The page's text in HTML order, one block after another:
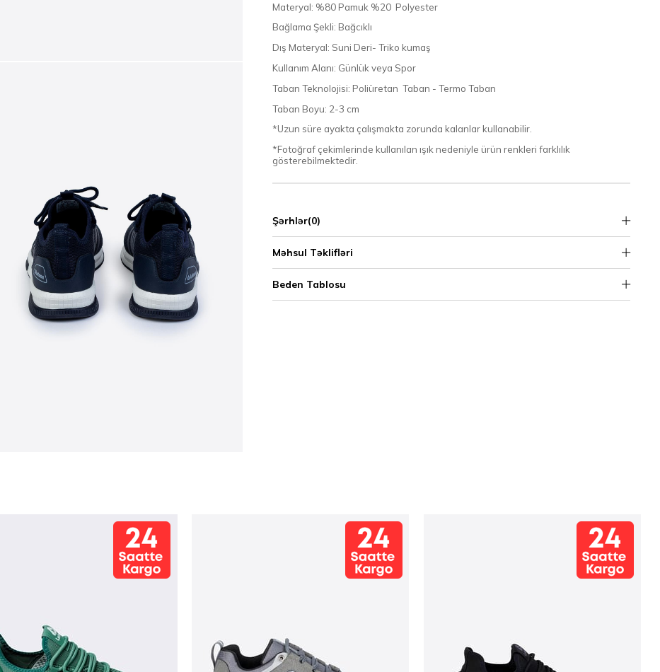
Materyal: %80 Pamuk %20 Polyester
Bağlama Şekli: Bağcıklı
Dış Materyal: Suni Deri- Triko kumaş
Kullanım Alanı: Günlük veya Spor
Taban Teknolojisi: Poliüretan Taban - Termo Taban
Taban Boyu: 2-3 cm
*Uzun süre ayakta çalışmakta zorunda kalanlar kullanabilir.
*Fotoğraf çekimlerinde kullanılan ışık nedeniyle ürün renkleri farklılık
gösterebilmektedir.
Şərhlər(0)
Məhsul Təklifləri
Beden Tablosu